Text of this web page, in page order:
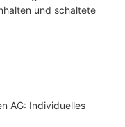
und schaltete